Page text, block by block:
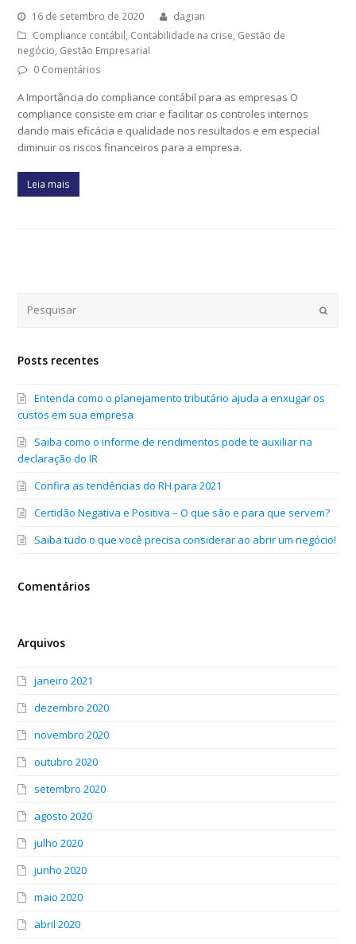
16 de setembro de 2020
dagian
Compliance contábil, Contabilidade na crise, Gestão de
negócio, Gestão Empresarial
0 Comentários
A Importância do compliance contábil para as empresas O
compliance consiste em criar e facilitar os controles internos
dando mais eficácia e qualidade nos resultados e em especial
diminuir os riscos financeiros para a empresa.
Leia mais
Submit
Posts recentes
Entenda como o planejamento tributário ajuda a enxugar os
custos em sua empresa
Saiba como o informe de rendimentos pode te auxiliar na
declaração do IR
Confira as tendências do RH para 2021
Certidão Negativa e Positiva – O que são e para que servem?
Saiba tudo o que você precisa considerar ao abrir um negócio!
Comentários
Arquivos
janeiro 2021
dezembro 2020
novembro 2020
outubro 2020
setembro 2020
agosto 2020
julho 2020
junho 2020
maio 2020
abril 2020